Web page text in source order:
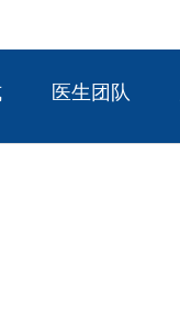
医生团队